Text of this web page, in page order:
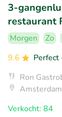
3-
restaurant
Morgen Zo
9.6
Perfect
Ron
Verkocht: 84